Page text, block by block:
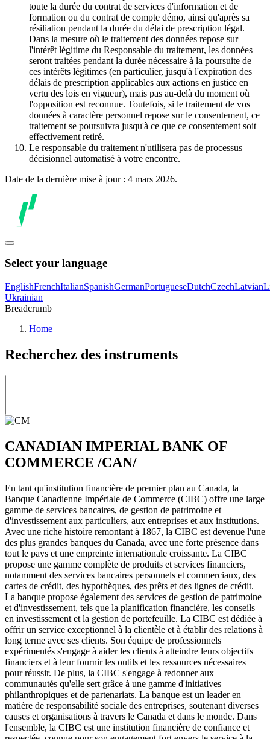
toute la durée du contrat de services d'information et de
formation ou du contrat de compte démo, ainsi qu'après sa
résiliation pendant la durée du délai de prescription légal.
Dans la mesure où le traitement des données repose sur
l'intérêt légitime du Responsable du traitement, les données
seront traitées pendant la durée nécessaire à la poursuite de
ces intérêts légitimes (en particulier, jusqu'à l'expiration des
délais de prescription applicables aux actions en justice en
vertu des lois en vigueur), mais pas au-delà du moment où
l'opposition est reconnue. Toutefois, si le traitement de vos
données à caractère personnel repose sur le consentement, ce
traitement se poursuivra jusqu'à ce que ce consentement soit
effectivement retiré.
Le responsable du traitement n'utilisera pas de processus
décisionnel automatisé à votre encontre.
Date de la dernière mise à jour : 4 mars 2026.
Select your language
EnglishFrenchItalianSpanishGermanPortugueseDutchCzechLatvian
Ukrainian
Breadcrumb
Home
Recherchez des instruments
CANADIAN IMPERIAL BANK OF
COMMERCE /CAN/
En tant qu'institution financière de premier plan au Canada, la
Banque Canadienne Impériale de Commerce (CIBC) offre une large
gamme de services bancaires, de gestion de patrimoine et
d'investissement aux particuliers, aux entreprises et aux institutions.
Avec une riche histoire remontant à 1867, la CIBC est devenue l'une
des plus grandes banques du Canada, avec une forte présence dans
tout le pays et une empreinte internationale croissante. La CIBC
propose une gamme complète de produits et services financiers,
notamment des services bancaires personnels et commerciaux, des
cartes de crédit, des hypothèques, des prêts et des lignes de crédit.
La banque propose également des services de gestion de patrimoine
et d'investissement, tels que la planification financière, les conseils
en investissement et la gestion de portefeuille. La CIBC est dédiée à
offrir un service exceptionnel à la clientèle et à établir des relations à
long terme avec ses clients. Son équipe de professionnels
expérimentés s'engage à aider les clients à atteindre leurs objectifs
financiers et à leur fournir les outils et les ressources nécessaires
pour réussir. De plus, la CIBC s'engage à redonner aux
communautés qu'elle sert grâce à une gamme d'initiatives
philanthropiques et de partenariats. La banque est un leader en
matière de responsabilité sociale des entreprises, soutenant diverses
causes et organisations à travers le Canada et dans le monde. Dans
l'ensemble, la CIBC est une institution financière de confiance et